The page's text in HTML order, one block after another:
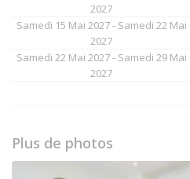
2027
Samedi 15 Mai 2027 - Samedi 22 Mai
2027
Samedi 22 Mai 2027 - Samedi 29 Mai
2027
Plus de photos